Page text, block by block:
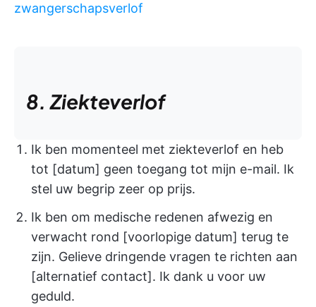
zwangerschapsverlof
8. Ziekteverlof
Ik ben momenteel met ziekteverlof en heb
tot [datum] geen toegang tot mijn e-mail. Ik
stel uw begrip zeer op prijs.
Ik ben om medische redenen afwezig en
verwacht rond [voorlopige datum] terug te
zijn. Gelieve dringende vragen te richten aan
[alternatief contact]. Ik dank u voor uw
geduld.